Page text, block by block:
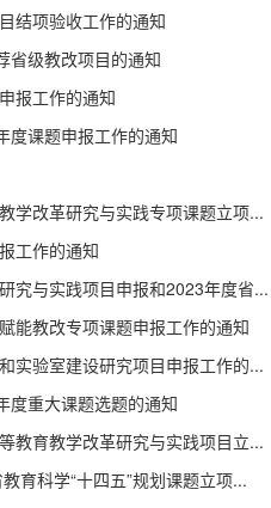
结项验收工作的通知
省级教改项目的通知
报工作的通知
度课题申报工作的通知
学改革研究与实践专项课题立项...
工作的通知
究与实践项目申报和2023年度省...
能教改专项课题申报工作的通知
实验室建设研究项目申报工作的...
度重大课题选题的通知
教育教学改革研究与实践项目立...
育科学“十四五”规划课题立项...